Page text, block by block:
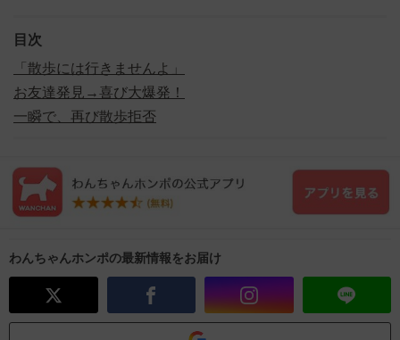
目次
「散歩には行きませんよ」
お友達発見→喜び大爆発！
一瞬で、再び散歩拒否
わんちゃんホンポの最新情報をお届け